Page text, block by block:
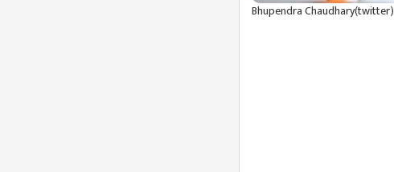
Bhupendra Chaudhary(twitter)